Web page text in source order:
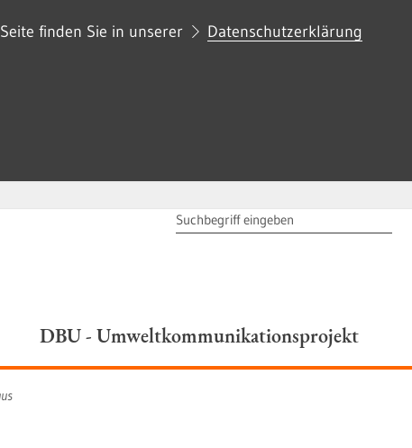
finden Sie in unserer Datenschutzerklärung
SUCHBEGRIFF
DBU - Umweltkommunikationsprojekt